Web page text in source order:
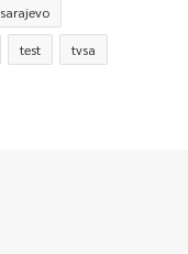
sarajevo
test tvsa